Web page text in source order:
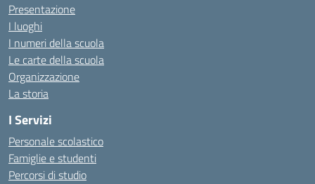
Presentazione
I luoghi
I numeri della scuola
Le carte della scuola
Organizzazione
La storia
I Servizi
Personale scolastico
Famiglie e studenti
Percorsi di studio